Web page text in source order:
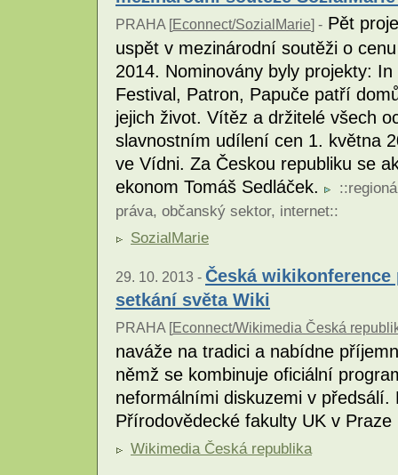
PRAHA [Econnect/SozialMarie] - Pět
uspět v mezinárodní soutěži o
2014. Nominovány byly projekty:
Festival, Patron, Papuče patří
jejich život. Vítěz a držitelé všech
slavnostním udílení cen 1. května
ve Vídni. Za Českou republiku se
ekonom Tomáš Sedláček.
::
práva, občanský sektor, internet::
SozialMarie
29. 10. 2013 - Česká
setkání světa Wiki
PRAHA [Econnect/Wikimedia Česká
naváže na tradici a nabídne
němž se kombinuje oficiální
neformálními diskuzemi v
Přírodovědecké fakulty UK v
Wikimedia Česká republika